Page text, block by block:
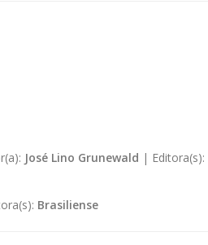
José Lino Grunewald | Editora(s):
Brasiliense